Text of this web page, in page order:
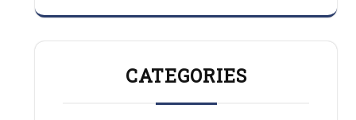
CATEGORIES